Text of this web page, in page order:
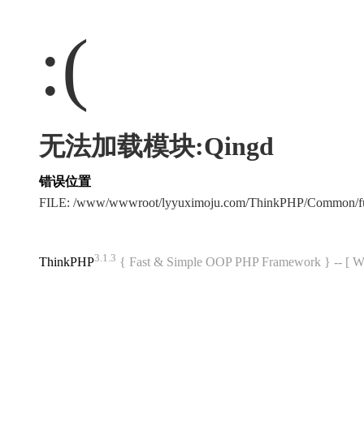
:(
无法加载模块:Qingd
错误位置
FILE: /www/wwwroot/lyyuximoju.com/ThinkPHP/
ThinkPHP3.1.3 { Fast & Simple OOP PHP Framework } -- [